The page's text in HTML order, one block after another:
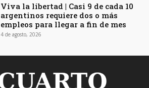
Viva la libertad | Casi 9 de cada 10
argentinos requiere dos o más
empleos para llegar a fin de mes
4 de agosto, 2026